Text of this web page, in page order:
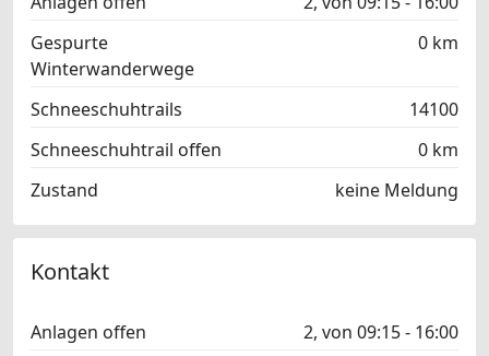
Gespurte
Winterwanderwege
0 km
Schneeschuhtrails
14100
Schneeschuhtrail offen
0 km
Zustand
keine Meldung
Kontakt
Anlagen offen 2, von 09:15 - 16:00